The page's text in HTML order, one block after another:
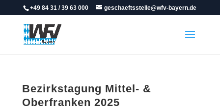
+49 84 31 / 39 63 000 geschaeftsstelle@wfv-bayern.de
Bezirkstagung Mittel- &
Oberfranken 2025